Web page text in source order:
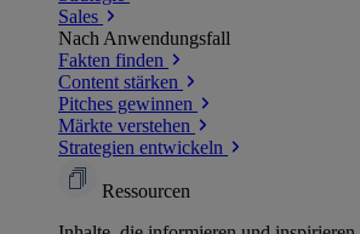
Sales
Nach Anwendungsfall
Fakten finden
Content stärken
Pitches gewinnen
Märkte verstehen
Strategien entwickeln
Ressourcen